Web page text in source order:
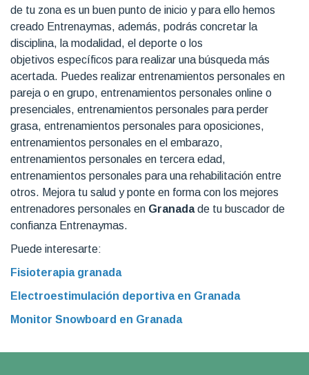
de tu zona es un buen punto de inicio y para ello hemos
creado Entrenaymas, además, podrás concretar la
disciplina, la modalidad, el deporte o los
objetivos específicos para realizar una búsqueda más
acertada. Puedes realizar entrenamientos personales en
pareja o en grupo, entrenamientos personales online o
presenciales, entrenamientos personales para perder
grasa, entrenamientos personales para oposiciones,
entrenamientos personales en el embarazo,
entrenamientos personales en tercera edad,
entrenamientos personales para una rehabilitación entre
otros. Mejora tu salud y ponte en forma con los mejores
entrenadores personales en Granadade tu buscador de
confianza Entrenaymas.
Puede interesarte:
Fisioterapia granada
Electroestimulación deportiva en Granada
Monitor Snowboard en Granada